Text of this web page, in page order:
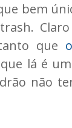
bem
que
lá é
não